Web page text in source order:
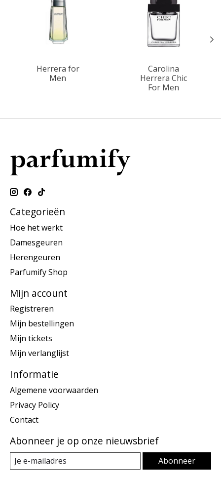
Herrera for
Men
Carolina
Herrera Chic
For Men
Categorieën
Hoe het werkt
Damesgeuren
Herengeuren
Parfumify Shop
Mijn account
Registreren
Mijn bestellingen
Mijn tickets
Mijn verlanglijst
Informatie
Algemene voorwaarden
Privacy Policy
Contact
Abonneer je op onze nieuwsbrief
Abonneer